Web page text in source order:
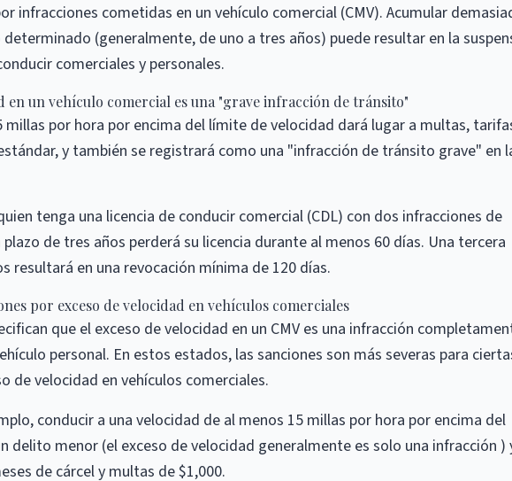
infracciones cometidas en un vehículo comercial (CMV). Acumular
(generalmente, de uno a tres años) puede resultar en la
comerciales y personales.
en un vehículo comercial es una "grave infracción de tránsito"
millas por hora por encima del límite de velocidad dará lugar a multas,
y también se registrará como una "infracción de tránsito grave" en
tenga una licencia de conducir comercial (CDL) con dos infracciones de
de tres años perderá su licencia durante al menos 60 días. Una tercera
resultará en una revocación mínima de 120 días.
por exceso de velocidad en vehículos comerciales
que el exceso de velocidad en un CMV es una infracción
personal. En estos estados, las sanciones son más severas para
de velocidad en vehículos comerciales.
conducir a una velocidad de al menos 15 millas por hora por encima del
delito menor (el exceso de velocidad generalmente es solo una infracción )
de cárcel y multas de $1,000.